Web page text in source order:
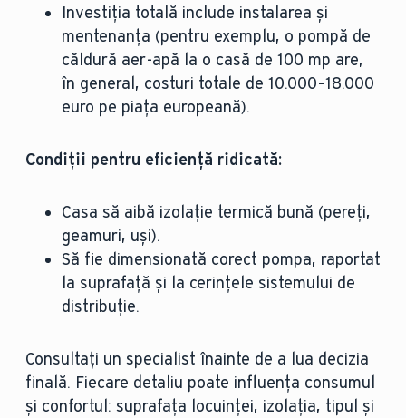
Investiția totală include instalarea și
mentenanța (pentru exemplu, o pompă de
căldură aer-apă la o casă de 100 mp are,
în general, costuri totale de 10.000–18.000
euro pe piața europeană).
Condiții pentru eficiență ridicată:
Casa să aibă izolație termică bună (pereți,
geamuri, uși).
Să fie dimensionată corect pompa, raportat
la suprafață și la cerințele sistemului de
distribuție.
Consultați un specialist înainte de a lua decizia
finală. Fiecare detaliu poate influența consumul
și confortul: suprafața locuinței, izolația, tipul și